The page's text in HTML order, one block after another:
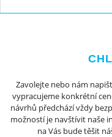
Zavolejte nebo nám
vypracujeme konkrétní
návrhů předchází vždy
možností je navštívit naše
na Vás bude těšit